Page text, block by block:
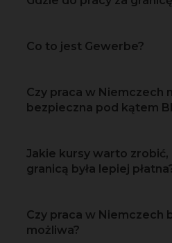
Co to jest Gewerbe?
Czy praca w Niemczech
bezpieczna pod kątem
Jakie kursy warto zrobić,
granicą była lepiej
Czy praca w Niemczech
możliwa?